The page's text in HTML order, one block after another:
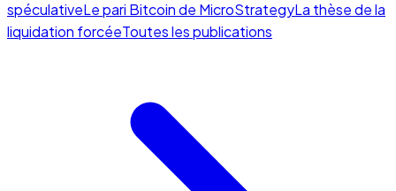
spéculativeLe pari Bitcoin de MicroStrategyLa thèse de la
liquidation forcéeToutes les publications